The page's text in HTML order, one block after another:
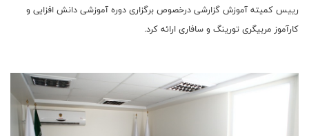
رییس کمیته آموزش گزارشی درخصوص برگزاری دوره آموزشی دانش افزایی و
کارآموز مربیگری تورینگ و سافاری ارائه کرد.